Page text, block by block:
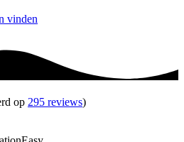
vinden
op 295 reviews)